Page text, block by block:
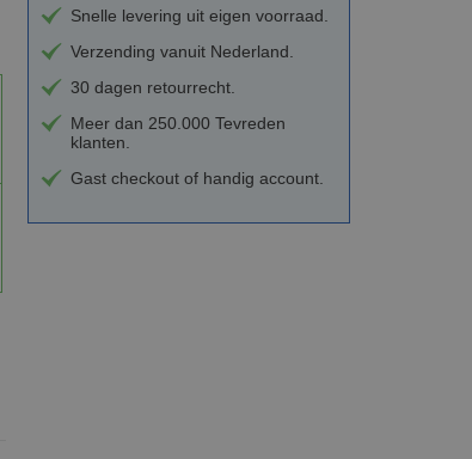
Snelle levering uit eigen voorraad.
Verzending vanuit Nederland.
30 dagen retourrecht.
Meer dan 250.000 Tevreden
klanten.
Gast checkout of handig account.